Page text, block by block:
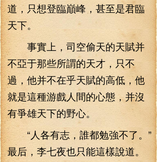
道，只想登臨巔峰，甚至是君臨
天下。
事實上，司空偷天的天賦并
不亞于那些所謂的天才，只不
過，他并不在乎天賦的高低，他
就是這種游戲人間的心態，并沒
有爭雄天下的野心。
“人各有志，誰都勉強不了。”
最后，李七夜也只能這樣說道。